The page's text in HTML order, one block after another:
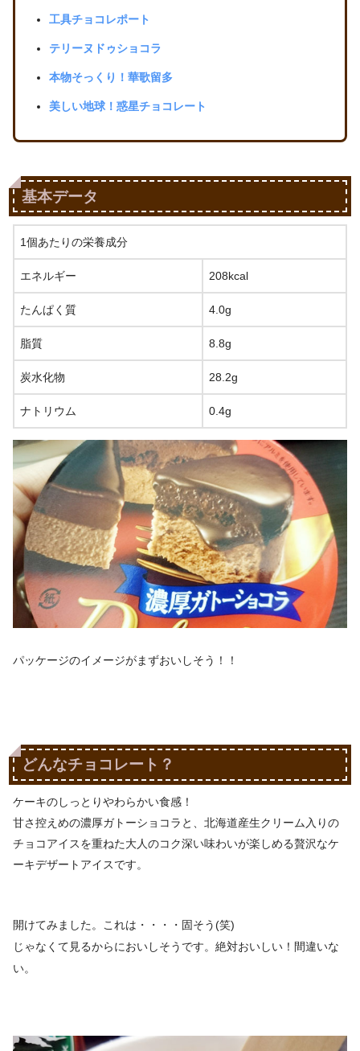
工具チョコレポート
テリーヌドゥショコラ
本物そっくり！華歌留多
美しい地球！惑星チョコレート
基本データ
1個あたりの栄養成分
エネルギー 208kcal
たんぱく質 4.0g
脂質 8.8g
炭水化物 28.2g
ナトリウム 0.4g
パッケージのイメージがまずおいしそう！！
どんなチョコレート？
ケーキのしっとりやわらかい食感！
甘さ控えめの濃厚ガトーショコラと、北海道産生クリーム入りの
チョコアイスを重ねた大人のコク深い味わいが楽しめる贅沢なケ
ーキデザートアイスです。
開けてみました。これは・・・・固そう(笑)
じゃなくて見るからにおいしそうです。絶対おいしい！間違いな
い。